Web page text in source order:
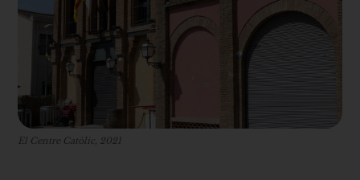
El Centre Catòlic, 2021